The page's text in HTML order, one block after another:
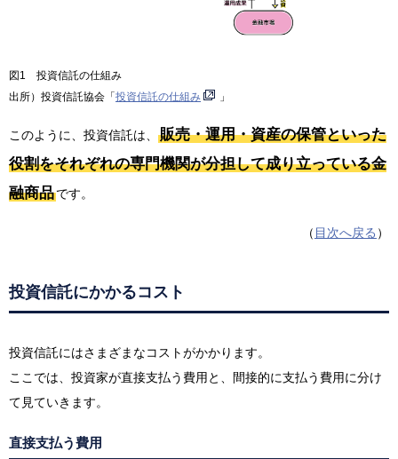
図1 投資信託の仕組み
出所）投資信託協会「投資信託の仕組み 」
このように、投資信託は、
販売・運用・資産の保管といった
役割をそれぞれの専門機関が分担して成り立っている金
融商品です。
（ 目次へ戻る ）
投資信託にかかるコスト
投資信託にはさまざまなコストがかかります。
ここでは、投資家が直接支払う費用と、間接的に支払う費用に分け
て見ていきます。
直接支払う費用